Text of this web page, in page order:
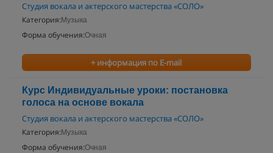
Студия вокала и актерского мастерства «СОЛО»
Категория: Музыка
Форма обучения:Очная
+ информация по E-mail
Курс Индивидуальные уроки: постановка
голоса на основе вокала
Студия вокала и актерского мастерства «СОЛО»
Категория: Музыка
Форма обучения:Очная